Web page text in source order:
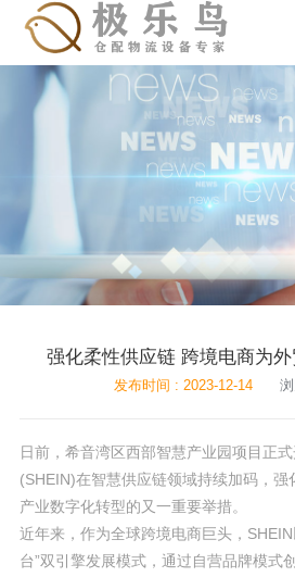
强化柔性供应链 跨境电商为
发布时间 : 2023-12-14
日前，希音湾区西部智慧产业园项目正
(SHEIN)在智慧供应链领域持续加码，
产业数字化转型的又一重要举措。
近年来，作为全球跨境电商巨头，
台”双引擎发展模式，通过自营品牌模式